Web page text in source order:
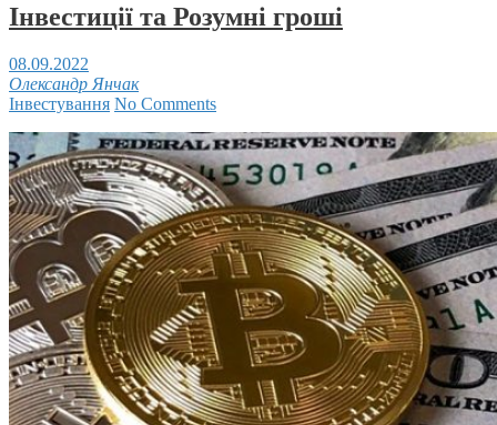
Інвестиції та Розумні гроші
08.09.2022
Олександр Янчак
Інвестування No Comments